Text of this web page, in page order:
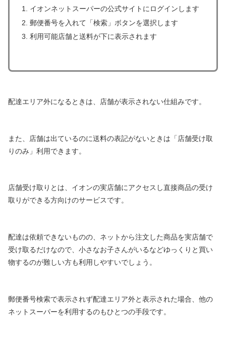
イオンネットスーパーの公式サイトにログインします
郵便番号を入れて「検索」ボタンを選択します
利用可能店舗と送料が下に表示されます
配達エリア外になるときは、店舗が表示されない仕組みです。
また、店舗は出ているのに送料の表記がないときは「店舗受け取
りのみ」利用できます。
店舗受け取りとは、イオンの実店舗にアクセスし直接商品の受け
取りができる方向けのサービスです。
配達は依頼できないものの、ネットから注文した商品を実店舗で
受け取るだけなので、小さなお子さんがいるなどゆっくりと買い
物するのが難しい方も利用しやすいでしょう。
郵便番号検索で表示されず配達エリア外と表示された場合、他の
ネットスーパーを利用するのもひとつの手段です。